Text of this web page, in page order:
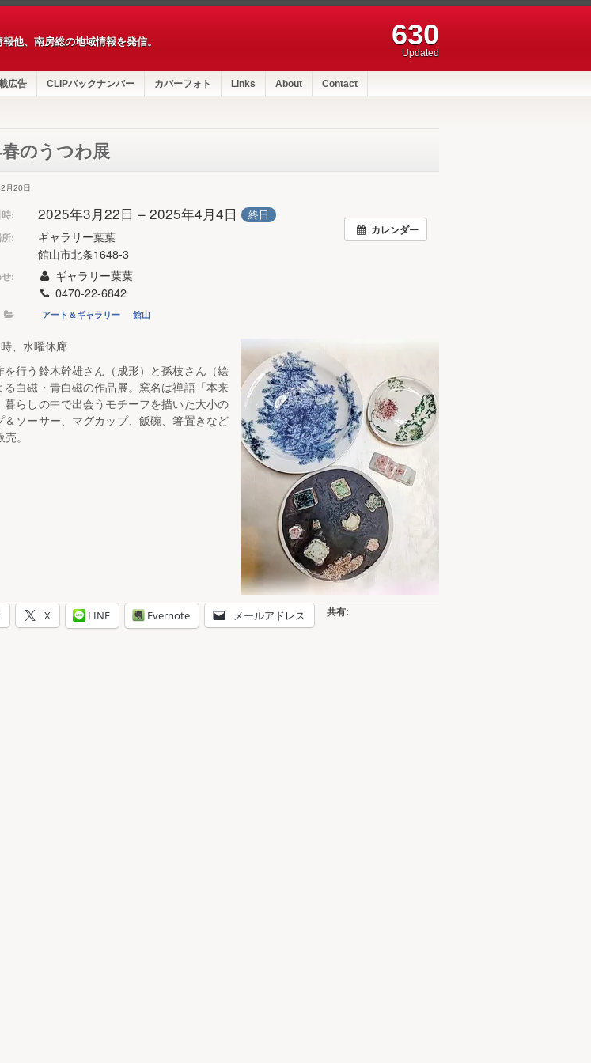
他、南房総の地域情報を発信。 630
Updated
広告 CLIPバックナンバー カバーフォト Links About Contact
のうつわ展
月20日
カレンダー
時: 2025年3月22日 – 2025年4月4日 終日
:
ギャラリー葉葉
館山市北条1648-3
:
ギャラリー葉葉
0470-22-6842
アート＆ギャラリー 館山
、水曜休廊
を行う鈴木幹雄さん（成形）と孫枝さん（絵
る白磁・青白磁の作品展。窯名は禅語「本来
暮らしの中で出会うモチーフを描いた大小の
＆ソーサー、マグカップ、飯碗、箸置きなど
。
共有:
X LINE Evernote メールアドレス